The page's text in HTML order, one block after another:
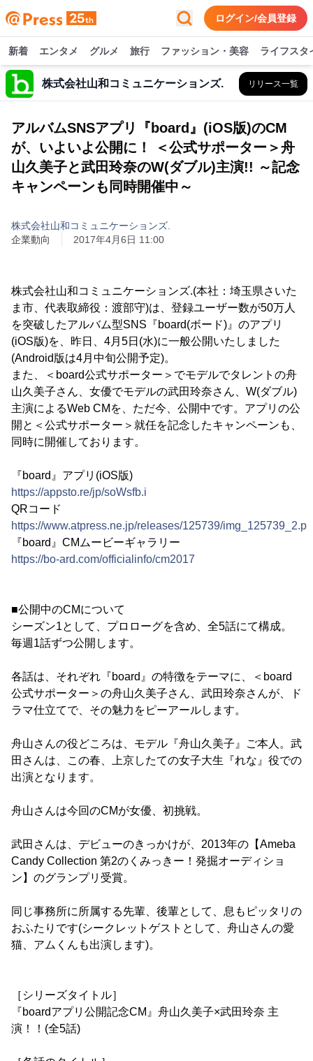
ログイン/会員登録
新着 エンタメ グルメ 旅行 ファッション・美容 ライフスタ
株式会社山和コミュニケーションズ. リリース一覧
アルバムSNSアプリ『board』(iOS版)のCM
が、いよいよ公開に！ ＜公式サポーター＞舟
山久美子と武田玲奈のW(ダブル)主演!! ～記念
キャンペーンも同時開催中～
株式会社山和コミュニケーションズ.
企業動向
2017年4月6日 11:00
株式会社山和コミュニケーションズ.(本社：埼玉県さいた
ま市、代表取締役：渡部守)は、登録ユーザー数が50万人
を突破したアルバム型SNS『board(ボード)』のアプリ
(iOS版)を、昨日、4月5日(水)に一般公開いたしました
(Android版は4月中旬公開予定)。
また、＜board公式サポーター＞でモデルでタレントの舟
山久美子さん、女優でモデルの武田玲奈さん、W(ダブル)
主演によるWeb CMを、ただ今、公開中です。アプリの公
開と＜公式サポーター＞就任を記念したキャンペーンも、
同時に開催しております。
『board』アプリ(iOS版)
https://appsto.re/jp/soWsfb.i
QRコード
https://www.atpress.ne.jp/releases/125739/
『board』CMムービーギャラリー
https://bo-ard.com/officialinfo/cm2017
■公開中のCMについて
シーズン1として、プロローグを含め、全5話にて構成。
毎週1話ずつ公開します。
各話は、それぞれ『board』の特徴をテーマに、＜board
公式サポーター＞の舟山久美子さん、武田玲奈さんが、ド
ラマ仕立てで、その魅力をピーアールします。
舟山さんの役どころは、モデル『舟山久美子』ご本人。武
田さんは、この春、上京したての女子大生『れな』役での
出演となります。
舟山さんは今回のCMが女優、初挑戦。
武田さんは、デビューのきっかけが、2013年の【Ameba
Candy Collection 第2のくみっきー！発掘オーディショ
ン】のグランプリ受賞。
同じ事務所に所属する先輩、後輩として、息もピッタリの
おふたりです(シークレットゲストとして、舟山さんの愛
猫、アムくんも出演します)。
［シリーズタイトル］
『boardアプリ公開記念CM』舟山久美子×武田玲奈 主
演！！(全5話)